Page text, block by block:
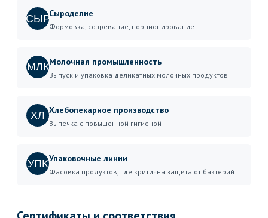
СЫРСыроделие
Формовка, созревание, порционирование
МЛКМолочная промышленность
Выпуск и упаковка деликатных молочных продуктов
ХЛ Хлебопекарное производство
Выпечка с повышенной гигиеной
УПКУпаковочные линии
Фасовка продуктов, где критична защита от бактерий